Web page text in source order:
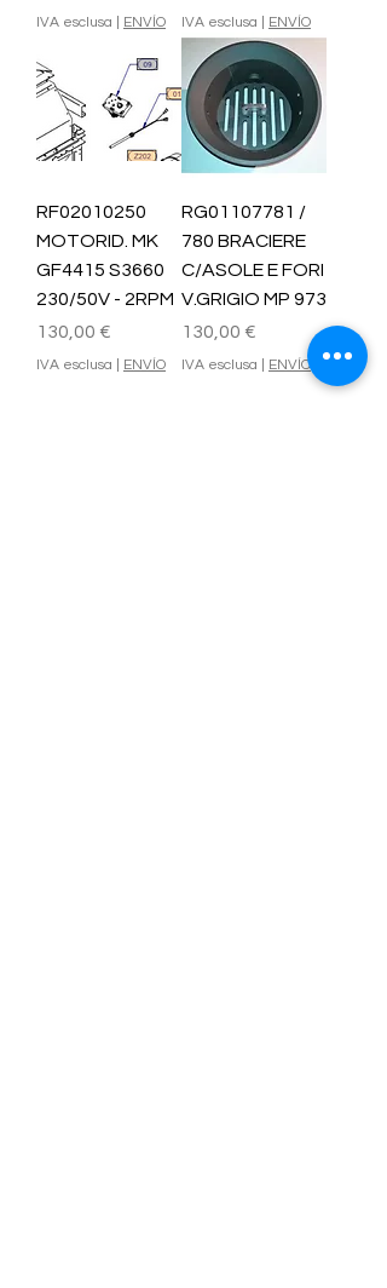
IVA esclusa ENVÍO IVA esclusa ENVÍO
RF02010250
MOTORID. MK
GF4415 S3660
230/50V - 2RPM
Prezzo
130,00 €
IVA esclusa ENVÍO
RG01107781 /
780 BRACIERE
C/ASOLE E FORI
V.GRIGIO MP 973
Prezzo
130,00 €
IVA esclusa ENVÍO